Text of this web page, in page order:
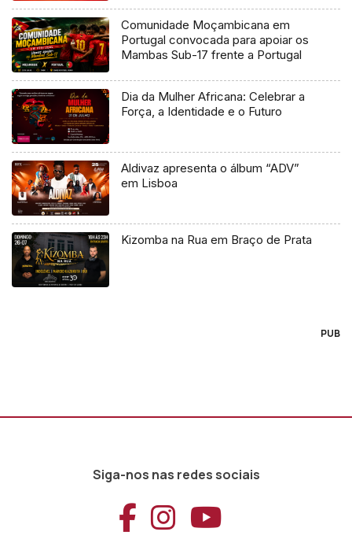
Comunidade Moçambicana em
Portugal convocada para apoiar os
Mambas Sub-17 frente a Portugal
Dia da Mulher Africana: Celebrar a
Força, a Identidade e o Futuro
Aldivaz apresenta o álbum “ADV”
em Lisboa
Kizomba na Rua em Braço de Prata
PUB
Siga-nos nas redes sociais
Aceder ao
Aceder ao
Aceder